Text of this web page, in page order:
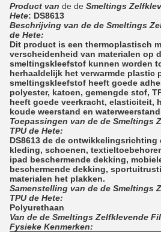
Product van de de Smeltings
Hete: DS8613
Beschrijving van de de Smeltings
de Hete:
Dit product is een thermoplastisch
verscheidenheid van materialen op
smeltingskleefstof kunnen worden
herhaaldelijk het verwarmde plastic
smeltingskleefstof heeft goede
polyester, katoen, gemengde stof,
heeft goede veerkracht, elasticiteit,
koude weerstand en
Toepassingen van de de Smeltings
TPU de Hete:
DS8613 de de
kleding, schoenen,
ipad beschermende dekking,
beschermende dekking,
materialen het plakken.
Samenstelling van de de Smeltings
TPU de Hete:
Polyurethaan
Van de de Smeltings Zelfklevende
Fysieke Kenmerken: